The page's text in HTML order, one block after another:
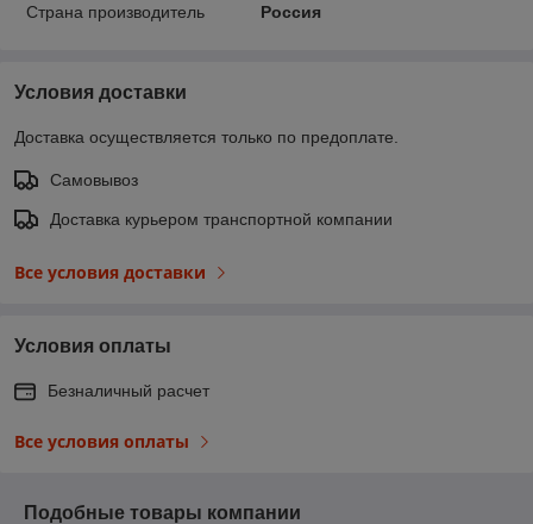
Страна производитель
Россия
Условия доставки
Доставка осуществляется только по предоплате.
Самовывоз
Доставка курьером транспортной компании
Все условия доставки
Условия оплаты
Безналичный расчет
Все условия оплаты
Подобные товары компании